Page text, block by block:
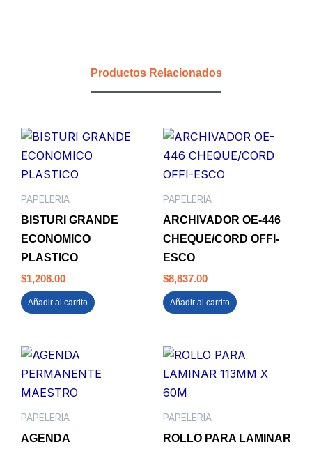
Productos Relacionados
PAPELERIA
BISTURI GRANDE
ECONOMICO
PLASTICO
$1,208.00
Añadir al carrito
PAPELERIA
ARCHIVADOR OE-446
CHEQUE/CORD OFFI-
ESCO
$8,837.00
Añadir al carrito
PAPELERIA
AGENDA
PAPELERIA
ROLLO PARA LAMINAR